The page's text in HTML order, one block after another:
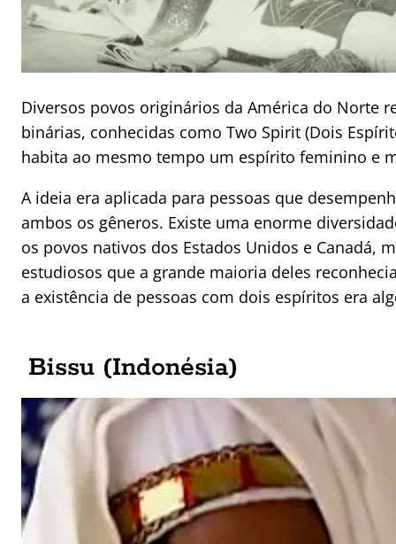
Diversos povos originários da América do Norte
binárias, conhecidas como Two Spirit (Dois
habita ao mesmo tempo um espírito feminino e
A ideia era aplicada para pessoas que
ambos os gêneros. Existe uma enorme
os povos nativos dos Estados Unidos e Canadá,
estudiosos que a grande maioria deles
a existência de pessoas com dois espíritos era
Bissu (Indonésia)